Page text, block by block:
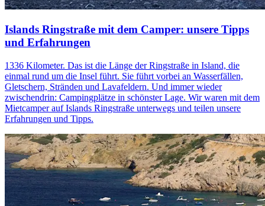
Islands Ringstraße mit dem Camper: unsere Tipps
und Erfahrungen
1336 Kilometer. Das ist die Länge der Ringstraße in Island, die
einmal rund um die Insel führt. Sie führt vorbei an Wasserfällen,
Gletschern, Stränden und Lavafeldern. Und immer wieder
zwischendrin: Campingplätze in schönster Lage. Wir waren mit dem
Mietcamper auf Islands Ringstraße unterwegs und teilen unsere
Erfahrungen und Tipps.